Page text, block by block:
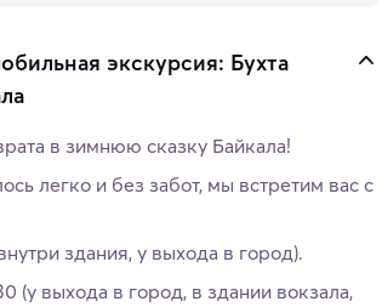
экскурсия: Бухта
в зимнюю сказку Байкала!
легко и без забот, мы встретим вас с
здания, у выхода в город).
(у выхода в город, в здании вокзала,